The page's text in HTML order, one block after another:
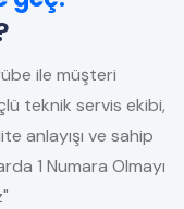
ile müşteri
teknik servis ekibi,
anlayışı ve sahip
1 Numara Olmayı